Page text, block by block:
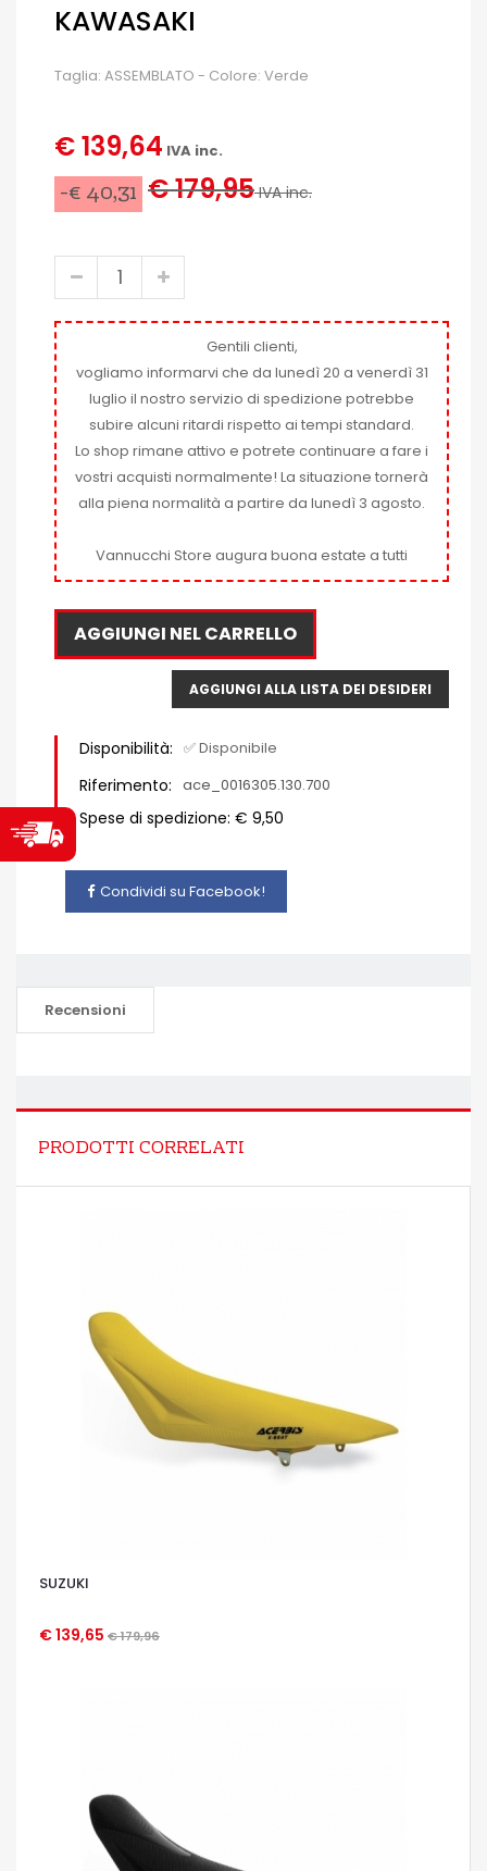
KAWASAKI
Taglia: ASSEMBLATO - Colore: Verde
€ 139,64 IVA inc.
-€ 40,31 € 179,95IVA inc.
Gentili clienti,
vogliamo informarvi che da lunedì 20 a venerdì 31
luglio il nostro servizio di spedizione potrebbe
subire alcuni ritardi rispetto ai tempi standard.
Lo shop rimane attivo e potrete continuare a fare i
vostri acquisti normalmente! La situazione tornerà
alla piena normalità a partire da lunedì 3 agosto.
Vannucchi Store augura buona estate a tutti
AGGIUNGI NEL CARRELLO
AGGIUNGI ALLA LISTA DEI DESIDERI
Disponibilità: ✅ Disponibile
Riferimento: ace_0016305.130.700
Spese di spedizione: € 9,50
Condividi su Facebook!
Recensioni
PRODOTTI CORRELATI
SUZUKI
€ 139,65 € 179,96
OCCHIATA VELOCE